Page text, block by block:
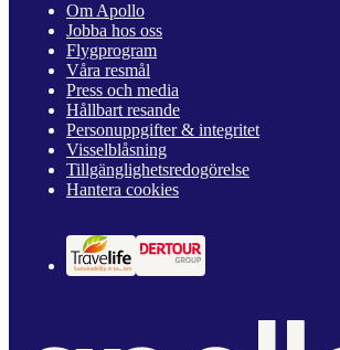
Om Apollo
Jobba hos oss
Flygprogram
Våra resmål
Press och media
Hållbart resande
Personuppgifter & integritet
Visselblåsning
Tillgänglighetsredogörelse
Hantera cookies